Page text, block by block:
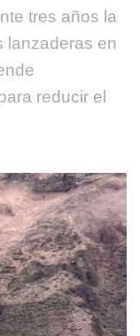
tres años la
lanzaderas en
reducir el